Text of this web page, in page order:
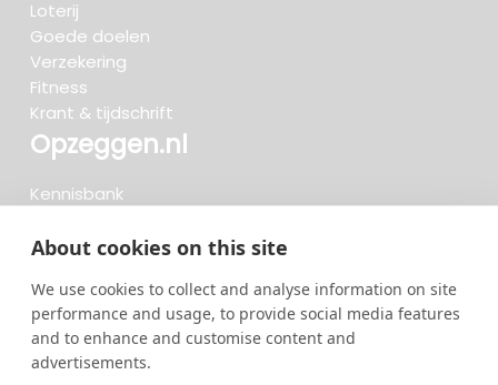
About cookies on this site
We use cookies to collect and analyse information on site
performance and usage, to provide social media features
and to enhance and customise content and
advertisements.
Loterij
Goede doelen
Verzekering
Fitness
Krant & tijdschrift
Opzeggen.nl
Kennisbank
Beoordelingen
Meteen opzeggen